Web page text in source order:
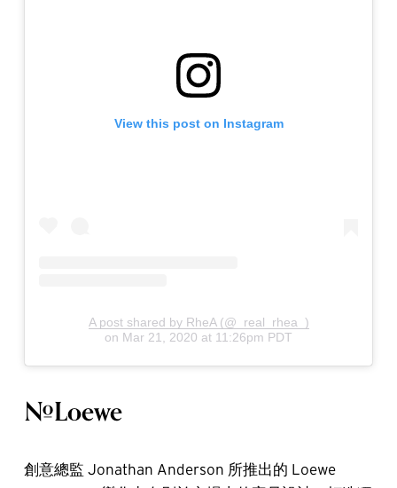
View this post on Instagram
A post shared by RheA (@_real_rhea_)
on Mar 21, 2020 at 11:26pm PDT
#Loewe
創意總監 Jonathan Anderson 所推出的 Loewe